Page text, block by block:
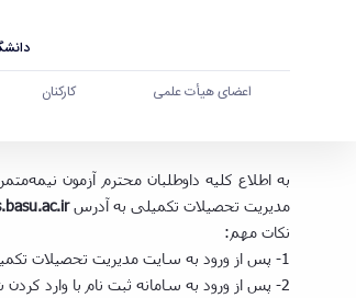
اعضای هیأت علمی کارکنان
مدیریت تحصیلات تکمیلی به آدرس
نکات مهم:
1- پس از ورود به سایت مدیریت تحصیلات تکمیلی به آدرس
2- پس از ورود به سامانه ثبت نام با وارد کردن شماره پرونده و شماره داوطلبی فرآیند ثبت نام را شروع نموده و نسبت به تکمیل اطلاعات و پرداخت هزینه ثبت نام و دریافت کارت اقدام نمایید.